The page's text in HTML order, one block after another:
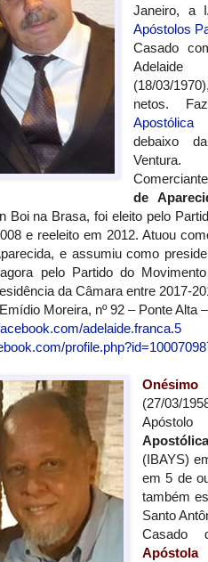
Janeiro, a
Apóstolos
Casado
(18/03/
netos.
Apostólica
debaixo
Ventura.
de
Boi na Brasa, foi eleito pelo
e reeleito em 2012. Atuou
e assumiu como
pelo Partido do
da Câmara entre 2017-
Moreira, nº 92 – Ponte Alta
adelaide.franca.5
(27/03/
(IBAYS)
em 5 de
também
Santo
Casado
Apóstola